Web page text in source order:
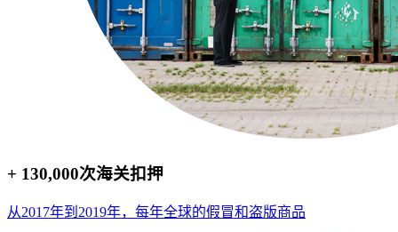
+ 130,000次海关扣押
从2017年到2019年，每年全球的假冒和盗版商品